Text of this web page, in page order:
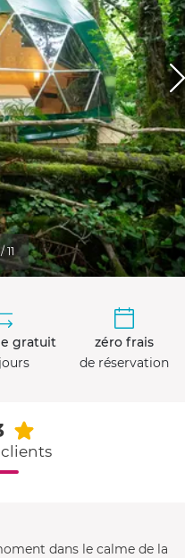
11
gratuit
zéro frais
de réservation
clients
dans le calme de la